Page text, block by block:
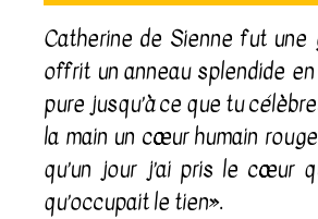
Catherine de Sienne fut
offrit un anneau splendide
pure jusqu’à ce que tu
la main un cœur humain
qu’un jour j’ai pris le cœur
qu’occupait le tien».